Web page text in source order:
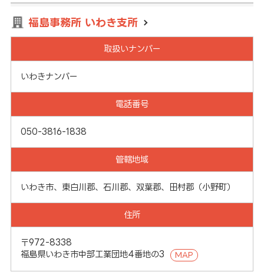
福島事務所 いわき支所
取扱いナンバー
いわきナンバー
電話番号
050-3816-1838
管轄地域
いわき市、東白川郡、石川郡、双葉郡、田村郡（小野町）
住所
〒972-8338
福島県いわき市中部工業団地4番地の3
MAP